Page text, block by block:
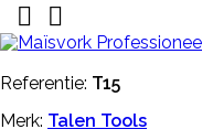


Referentie: T15
Merk: Talen Tools